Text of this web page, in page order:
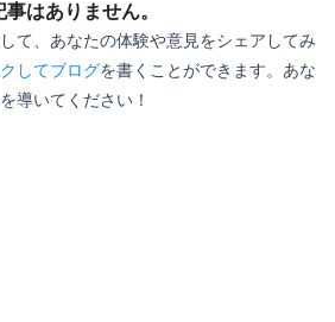
はありません。
て、あなたの体験や意見をシェアしてみ
してブログを書くことができます。あな
導いてください！